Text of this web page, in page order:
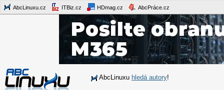
AbcLinuxu.cz ITBiz.cz HDmag.cz AbcPráce.cz
AbcLinuxu hledá autory!